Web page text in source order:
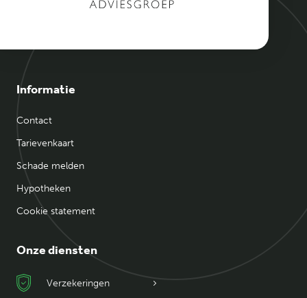
Informatie
Contact
Tarievenkaart
Schade melden
Hypotheken
Cookie statement
Onze diensten
Verzekeringen